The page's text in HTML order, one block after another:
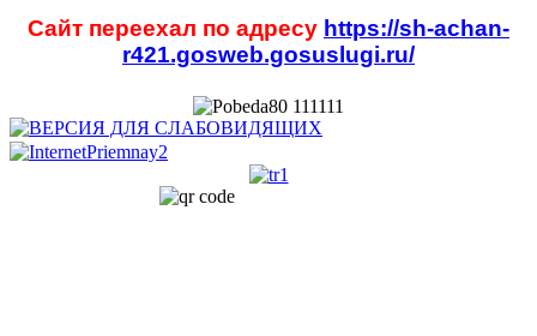
Сайт переехал по адресу https://sh-achan-
r421.gosweb.gosuslugi.ru/